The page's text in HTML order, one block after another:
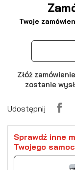
Twoje
Złóż
zostanie
Udostępnij
Sprawdź inne
Twojego